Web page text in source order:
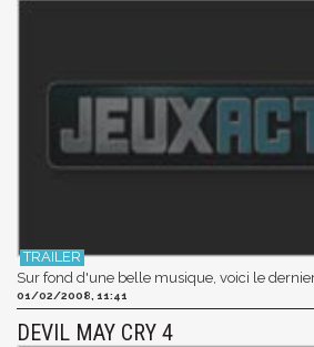
Sur fond d'une belle musique, voici le
01/02/2008, 11:41
DEVIL MAY CRY 4